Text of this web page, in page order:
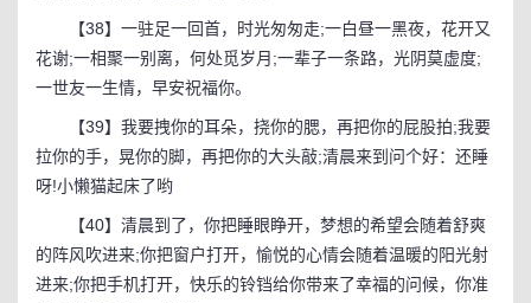
【38】一驻足一回首，时光匆匆走;一白昼一黑夜，花开又
花谢;一相聚一别离，何处觅岁月;一辈子一条路，光阴莫虚度;
一世友一生情，早安祝福你。
【39】我要拽你的耳朵，挠你的腮，再把你的屁股拍;我要
拉你的手，晃你的脚，再把你的大头敲;清晨来到问个好：还睡
呀!小懒猫起床了哟
【40】清晨到了，你把睡眼睁开，梦想的希望会随着舒爽
的阵风吹进来;你把窗户打开，愉悦的心情会随着温暖的阳光射
进来;你把手机打开，快乐的铃铛给你带来了幸福的问候，你准